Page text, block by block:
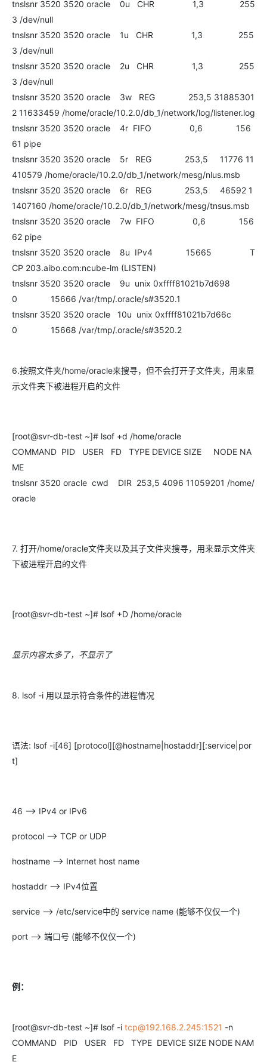
tnslsnr 3520 3520 oracle 0u CHR 1,3 255
3 /dev/null
tnslsnr 3520 3520 oracle 1u CHR 1,3 255
3 /dev/null
tnslsnr 3520 3520 oracle 2u CHR 1,3 255
3 /dev/null
tnslsnr 3520 3520 oracle 3w REG 253,5 31885301
2 11633459 /home/oracle/10.2.0/db_1/network/log/listener.log
tnslsnr 3520 3520 oracle 4r FIFO 0,6 156
61 pipe
tnslsnr 3520 3520 oracle 5r REG 253,5 11776 11
410579 /home/oracle/10.2.0/db_1/network/mesg/nlus.msb
tnslsnr 3520 3520 oracle 6r REG 253,5 46592 1
1407160 /home/oracle/10.2.0/db_1/network/mesg/tnsus.msb
tnslsnr 3520 3520 oracle 7w FIFO 0,6 156
62 pipe
tnslsnr 3520 3520 oracle 8u IPv4 15665 T
CP 203.aibo.com:ncube-lm (LISTEN)
tnslsnr 3520 3520 oracle 9u unix 0xffff81021b7d698
0 15666 /var/tmp/.oracle/s#3520.1
tnslsnr 3520 3520 oracle 10u unix 0xffff81021b7d66c
0 15668 /var/tmp/.oracle/s#3520.2
6.按照文件夹/home/oracle来搜寻，但不会打开子文件夹，用来显
示文件夹下被进程开启的文件
[root@svr-db-test ~]# lsof +d /home/oracle
COMMAND PID USER FD TYPE DEVICE SIZE NODE NA
ME
tnslsnr 3520 oracle cwd DIR 253,5 4096 11059201 /home/
oracle
7. 打开/home/oracle文件夹以及其子文件夹搜寻，用来显示文件夹
下被进程开启的文件
[root@svr-db-test ~]# lsof +D /home/oracle
显示内容太多了，不显示了
8. lsof -i 用以显示符合条件的进程情况
语法: lsof -i[46] [protocol][@hostname|hostaddr][:service|por
t]
46 --> IPv4 or IPv6
protocol --> TCP or UDP
hostname --> Internet host name
hostaddr --> IPv4位置
service --> /etc/service中的 service name (能够不仅仅一个)
port --> 端口号 (能够不仅仅一个)
例：
[root@svr-db-test ~]# lsof -i tcp@192.168.2.245:1521 -n
COMMAND PID USER FD TYPE DEVICE SIZE NODE NAM
E